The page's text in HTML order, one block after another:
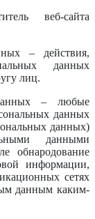
веб-сайта
– действия,
данных
лиц.
данных – любые
данных
данных)
данными
обнародование
информации,
сетях
данным каким-